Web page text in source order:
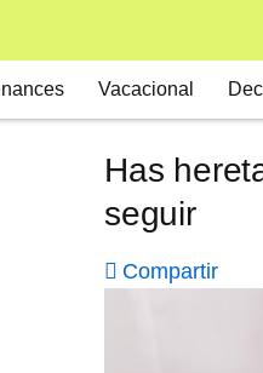
Vacacional
Has
seguir
Compartir